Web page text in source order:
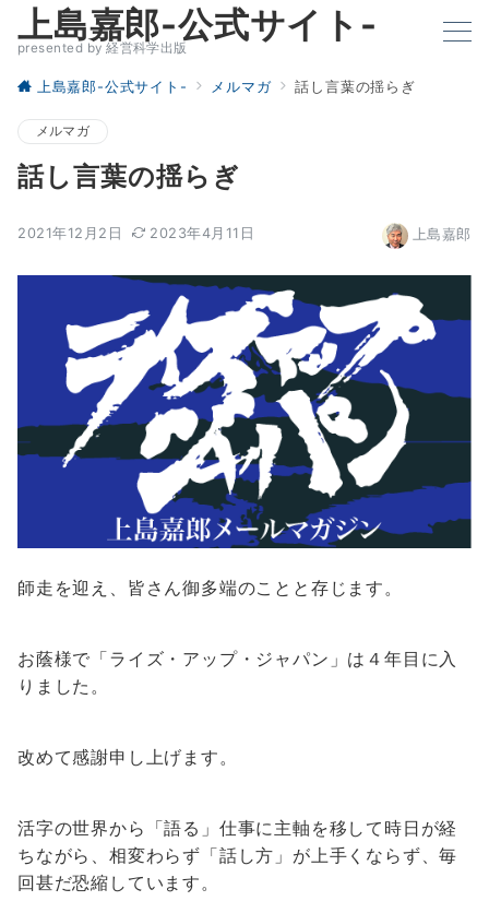
上島嘉郎-公式サイト-
presented by 経営科学出版
上島嘉郎-公式サイト- メルマガ 話し言葉の揺らぎ
メルマガ
話し言葉の揺らぎ
2021年12月2日 2023年4月11日 上島嘉郎
師走を迎え、皆さん御多端のことと存じます。
お蔭様で「ライズ・アップ・ジャパン」は４年目に入
りました。
改めて感謝申し上げます。
活字の世界から「語る」仕事に主軸を移して時日が経
ちながら、相変わらず「話し方」が上手くならず、毎
回甚だ恐縮しています。